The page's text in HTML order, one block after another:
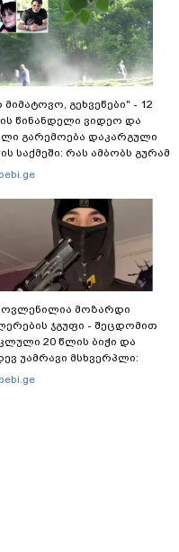
მიმატოვო, გეხვეწები" - 12
წინანდელი ვიდეო და
გარემოება დაკარგული
საქმეში: რას ამბობს გურამ
დედა
მოზარდი
ჯგუფი - შეცდომით
20 წლის ბიჭი და
უამრავი მსხვერპლი:
ქვეყნამდე მივიდა